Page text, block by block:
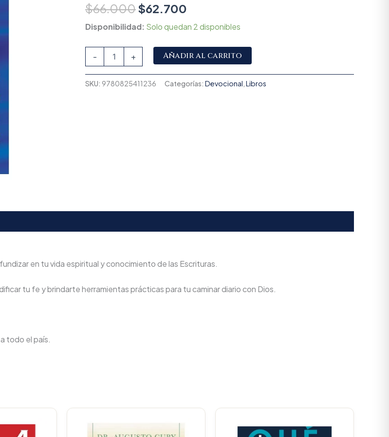
$66.000$62.700
Disponibilidad: Solo quedan 2 disponibles
- + Añadir al carrito
SKU: 9780825411236 Categorías: Devocional,Libros
en tu vida espiritual y conocimiento de las Escrituras.
tu fe y brindarte herramientas prácticas para tu caminar diario con Dios.
todo el país.
is:
was:
is: